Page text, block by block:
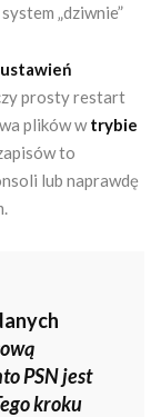
„dziwnie”
prosty restart
plików wtrybie
to
lub naprawdę
PSN jest
kroku